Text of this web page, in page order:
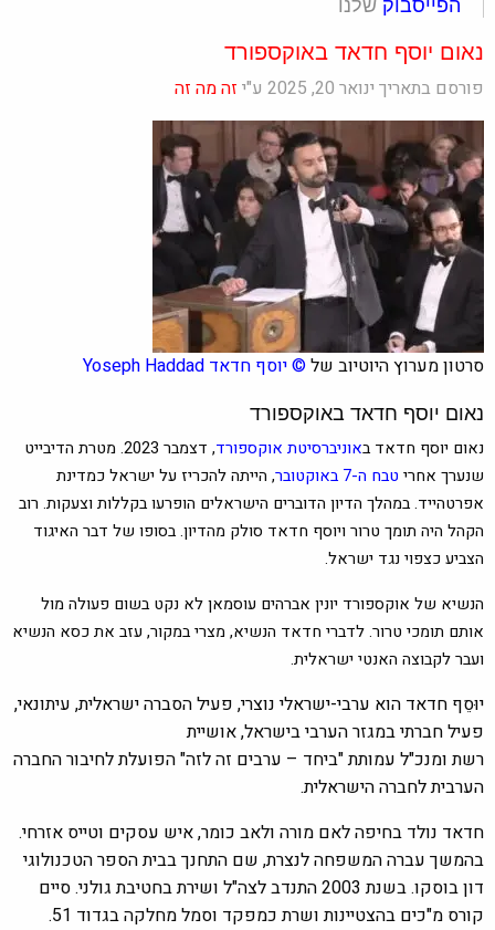
נאום יוסף חדאד באוקספורד
פורסם בתאריך ינואר 20, 2025 ע"י זה מה זה
סרטון מערוץ היוטיוב של©יוסף חדאדYoseph Haddad
נאום יוסף חדאד באוקספורד
נאום יוסף חדאד ב אוניברסיטת אוקספורד
, דצמבר 2023. מטרת הדיבייט
שנערך אחריטבח ה-7 באוקטובר
, הייתה להכריז על ישראל כמדינת
אפרטהייד. במהלך הדיון הדוברים הישראלים הופרעו בקללות וצעקות. רוב
הקהל היה תומך טרור ויוסף חדאד סולק מהדיון. בסופו של דבר האיגוד
הצביע כצפוי נגד ישראל.
הנשיא של אוקספורד יונין אברהים עוסמאן לא נקט בשום פעולה מול
אותם תומכי טרור. לדברי חדאד הנשיא, מצרי במקור, עזב את כסא הנשיא
ועבר לקבוצה האנטי ישראלית.
יוּסֵף חדאד הוא ערבי-ישראלי נוצרי, פעיל הסברה ישראלית, עיתונאי,
פעיל חברתי במגזר הערבי בישראל, אושיית
רשת ומנכ"ל עמותת "ביחד – ערבים זה לזה" הפועלת לחיבור החברה
הערבית לחברה הישראלית.
חדאד נולד בחיפה לאם מורה ולאב כומר, איש עסקים וטייס אזרחי.
בהמשך עברה המשפחה לנצרת, שם התחנך בבית הספר הטכנולוגי
דון בוסקו. בשנת 2003 התנדב לצה"ל ושירת בחטיבת גולני. סיים
קורס מ"כים בהצטיינות ושרת כמפקד וסמל מחלקה בגדוד 51.